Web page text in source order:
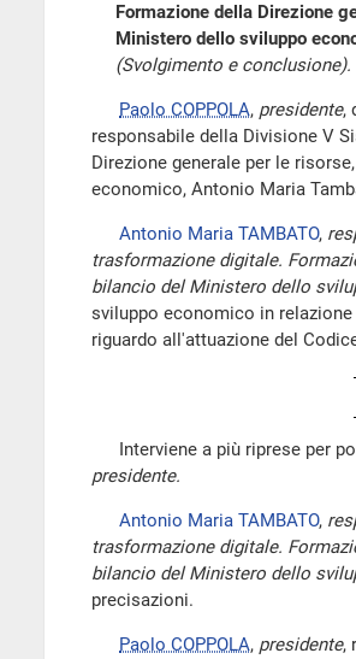
Formazione della Direzione
Ministero dello sviluppo
(Svolgimento e conclusione).
Paolo COPPOLA, presidente,
responsabile della Divisione V
Direzione generale per le
economico, Antonio Maria
Antonio Maria TAMBATO,
trasformazione digitale.
bilancio del Ministero dello
sviluppo economico in
riguardo all'attuazione del
Interviene a più riprese per
presidente.
Antonio Maria TAMBATO,
trasformazione digitale.
bilancio del Ministero dello
precisazioni.
Paolo COPPOLA, presidente,